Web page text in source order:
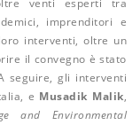
venti esperti tra
imprenditori e
interventi, oltre un
il convegno è stato
seguire, gli interventi
e Musadik Malik,
and Environmental